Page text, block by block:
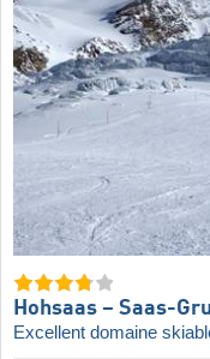
Hohsaas – Saas-
Excellent domaine